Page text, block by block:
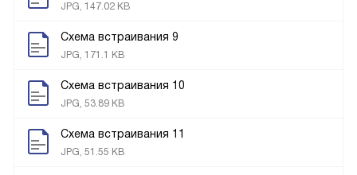
JPG, 147.02 KB
Схема встраивания 9
JPG, 171.1 KB
Схема встраивания 10
JPG, 53.89 KB
Схема встраивания 11
JPG, 51.55 KB